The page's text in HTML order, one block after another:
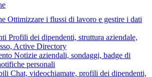
Ottimizzare i flussi di lavoro e gestire i dati
Profili dei dipendenti, struttura aziendale,
Active Directory
Notizie aziendali, sondaggi, badge di
personali
Chat, videochiamate, profili dei dipendenti,